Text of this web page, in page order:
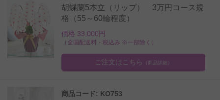
胡蝶蘭5本立（リップ） 3万円コース規
格（55～60輪程度）
価格 33,000円
（全国配送料・税込み ※一部除く）
ご注文はこちら （商品詳細）
商品コード: KO753